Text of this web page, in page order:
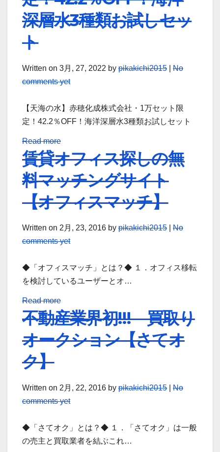
深層水3種類お試しセッ
ト
Written on 3月, 27, 2022 by pikakichi2015
No
comments yet
【天海の水】赤穂化成株式会社・1万セット限
定！42.2％OFF！海洋深層水3種類お試しセット
Read more
賃貸オフィス探しの無
料マッチングサイト
【オフィスマッチ】
Written on 2月, 23, 2016 by pikakichi2015
No
comments yet
◆「オフィスマッチ」とは？◆ １．オフィス移転
を検討しているユーザーとオ…
Read more
不動産業界初!!! 買取り
オークション【さてオ
ク】
Written on 2月, 22, 2016 by pikakichi2015
No
comments yet
◆「さてオク」とは？◆ １．「さてオク」は一般
の売主と買取業者を結ぶこれ…